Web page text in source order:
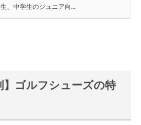
、中学生のジュニア向...
】ゴルフシューズの特